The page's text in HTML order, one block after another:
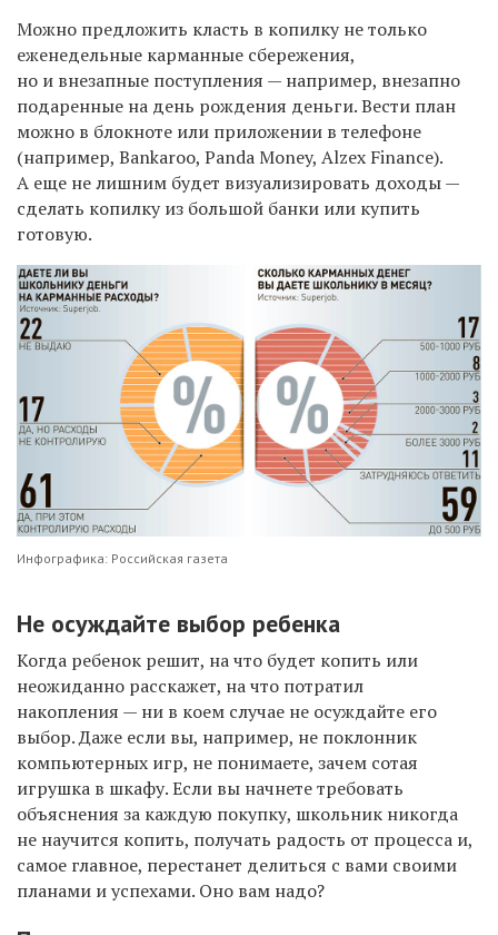
Можно предложить класть в копилку не только
еженедельные карманные сбережения,
но и внезапные поступления — например, внезапно
подаренные на день рождения деньги. Вести план
можно в блокноте или приложении в телефоне
(например, Bankaroo, Panda Money, Alzex Finance).
А еще не лишним будет визуализировать доходы —
сделать копилку из большой банки или купить
готовую.
Инфографика: Российская газета
Не осуждайте выбор ребенка
Когда ребенок решит, на что будет копить или
неожиданно расскажет, на что потратил
накопления — ни в коем случае не осуждайте его
выбор. Даже если вы, например, не поклонник
компьютерных игр, не понимаете, зачем сотая
игрушка в шкафу. Если вы начнете требовать
объяснения за каждую покупку, школьник никогда
не научится копить, получать радость от процесса и,
самое главное, перестанет делиться с вами своими
планами и успехами. Оно вам надо?